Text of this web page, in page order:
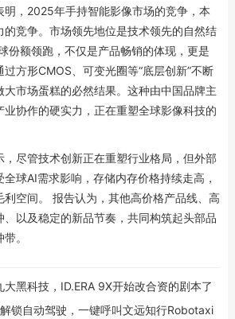
明，2025年手持智能影像市场的竞争，本
的竞争。市场领先地位是技术领先的自然结
份额领跑，不仅是产品畅销的体现，更是
方形CMOS、可变光圈等“底层创新”不断
市场蛋糕的必然结果。这种由中国品牌主
协作的硬实力，正在重塑全球影像科技的
尽管技术创新正在重塑行业格局，但外部
球AI需求影响，存储内存价格持续走高，
空间。 报告认为，其他高价格产品线、高
、以及稳定的新品节奏，共同构筑起头部品
。
黑科技，ID.ERA 9X开始改合资的剧本了
锁自动驾驶，一键呼叫文远知行Robotaxi